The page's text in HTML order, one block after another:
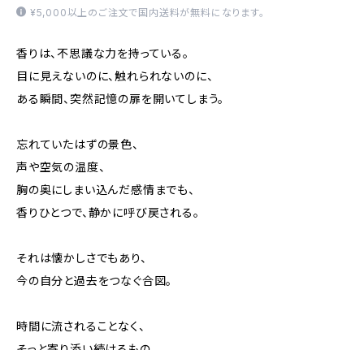
¥5,000以上のご注文で国内送料が無料になります。
香りは、不思議な力を持っている。
目に見えないのに、触れられないのに、
ある瞬間、突然記憶の扉を開いてしまう。
忘れていたはずの景色、
声や空気の温度、
胸の奥にしまい込んだ感情までも、
香りひとつで、静かに呼び戻される。
それは懐かしさでもあり、
今の自分と過去をつなぐ合図。
時間に流されることなく、